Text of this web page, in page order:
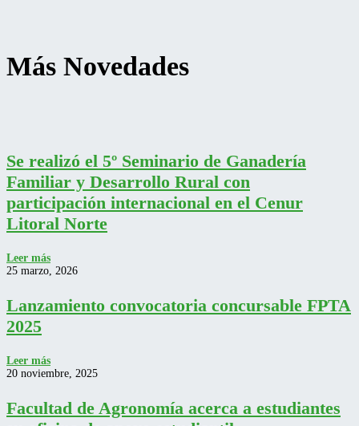
Más Novedades
Se realizó el 5º Seminario de Ganadería
Familiar y Desarrollo Rural con
participación internacional en el Cenur
Litoral Norte
Leer más
25 marzo, 2026
Lanzamiento convocatoria concursable FPTA
2025
Leer más
20 noviembre, 2025
Facultad de Agronomía acerca a estudiantes